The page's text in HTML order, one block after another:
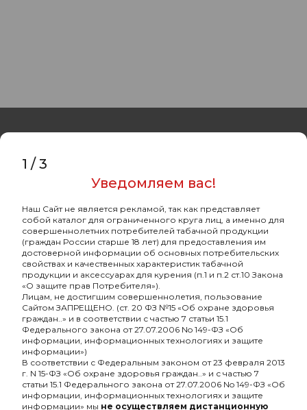
Оптовый портал
8 (495) 740-22-08
8 (800) 222-82-00
Время работы
пн-пт: с 10:00 до 19:00
info@oshisha.net
О компании
Покупателям
1 /3
Уведомляем вас!
Наш Сайт не является рекламой, так как представляет
собой каталог для ограниченного круга лиц, а именно для
совершеннолетних потребителей табачной продукции
(граждан России старше 18 лет) для предоставления им
достоверной информации об основных потребительских
свойствах и качественных характеристик табачной
продукции и аксессуарах для курения (п.1 и п.2 ст.10 Закона
«О защите прав Потребителя»).
Лицам, не достигшим совершеннолетия, пользование
Сайтом ЗАПРЕЩЕНО. (ст. 20 ФЗ №15 «Об охране здоровья
граждан..» и в соответствии с частью 7 статьи 15.1
Федерального закона от 27.07.2006 No 149-ФЗ «Об
информации, информационных технологиях и защите
информации»)
В соответствии с Федеральным законом от 23 февраля 2013
г. N 15-ФЗ «Об охране здоровья граждан..» и с частью 7
статьи 15.1 Федерального закона от 27.07.2006 No 149-ФЗ «Об
информации, информационных технологиях и защите
информации» мы не осуществляем дистанционную